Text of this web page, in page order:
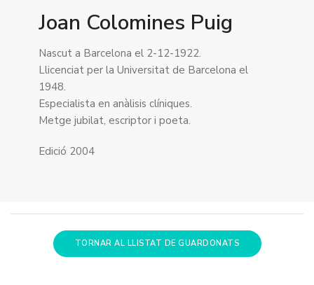
Joan Colomines Puig
Nascut a Barcelona el 2-12-1922.
Llicenciat per la Universitat de Barcelona el
1948.
Especialista en anàlisis clíniques.
Metge jubilat, escriptor i poeta.
Edició 2004
TORNAR AL LLISTAT DE GUARDONATS